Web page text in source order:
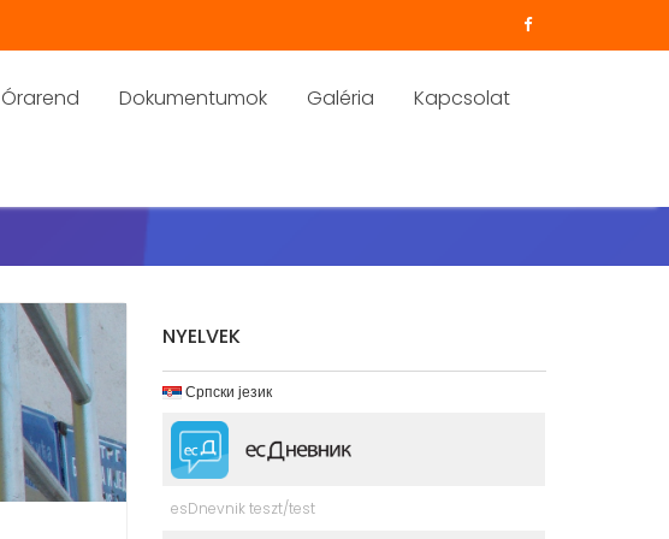
Órarend Dokumentumok Galéria Kapcsolat
NYELVEK
Српски језик
esDnevnik teszt/test